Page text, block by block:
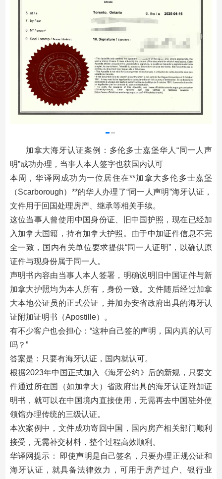
加拿大海牙认证案例：多伦多士嘉堡华人“同一人声
明”成功办理，当事人本人签字也获国内认可
本周，华译网成功为一位居住在**加拿大多伦多士嘉堡
（Scarborough）**的华人办理了“同一人声明”海牙认证，
文件用于回国处理房产、继承等相关手续。
这位当事人曾使用中国身份证、旧中国护照，现在已经加
入加拿大国籍，持有加拿大护照。由于中加证件信息不完
全一致，国内有关单位要求提供“同一人证明”，以确认原
证件与现身份属于同一人。
声明书内容由当事人本人签署，明确说明旧中国证件与新
加拿大护照均为本人所有，身份一致。文件随后经过加拿
大本地公证员的正式公证，并加办安省政府出具的海牙认
证附加证明书（Apostille）。
有不少客户也会担心：“这种自己签的声明，国内真的认可
吗？”
答案是：只要有海牙认证，国内就认可。
根据2023年中国正式加入《海牙公约》后的新规，只要文
件通过所在国（如加拿大）省政府出具的海牙认证附加证
明书，就可以在中国境内直接使用，无需再去中国驻外使
领馆办理传统的三级认证。
本次案例中，文件成功寄回中国，国内房产相关部门顺利
接受，无需补交材料，整个过程高效顺利。
华译网提示： 即使声明是自己签名，只要办理正规公证和
海牙认证，就具备法律效力，可用于房产过户、银行业